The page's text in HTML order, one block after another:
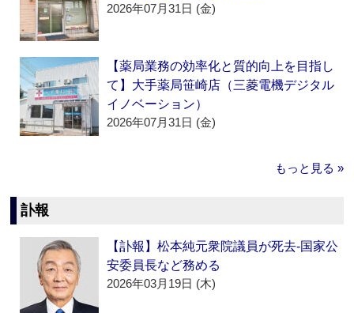
2026年07月31日 (金)
【薬局業務の効率化と質的向上を目指し
て】大手薬局笹崎店（三菱電機デジタル
イノベーション）
2026年07月31日 (金)
もっと見る »
訃報
【訃報】松本純元衆院議員が死去‐国家公
安委員長など務める
2026年03月19日 (木)